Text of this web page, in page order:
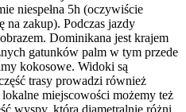
niespełna 5h (oczywiście
na zakup). Podczas jazdy
Dominikana jest krajem
gatunków palm w tym przede
kokosowe. Widoki są
trasy prowadzi również
miejscowości możemy też
wyspy, która diametralnie różni